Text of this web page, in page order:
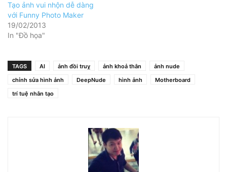
Tạo ảnh vui nhộn dễ dàng
với Funny Photo Maker
19/02/2013
In "Đồ họa"
TAGS AI ảnh đồi truỵ ảnh khoả thân
ảnh nude
chỉnh sửa hình ảnh
DeepNude hình ảnh
Motherboard
trí tuệ nhân tạo